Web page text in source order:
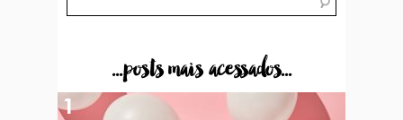
...posts mais acessados...
1